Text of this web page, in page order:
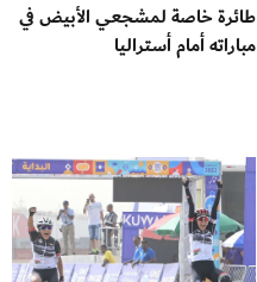
طائرة خاصة لمشجعي الأبيض في
مباراته أمام أستراليا